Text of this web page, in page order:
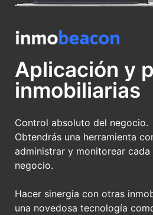
Aplicación y
inmobiliarias
Control absoluto del negocio.
Obtendrás una herramienta
administrar y monitorear
negocio.
Hacer sinergia con otras
una novedosa tecnología